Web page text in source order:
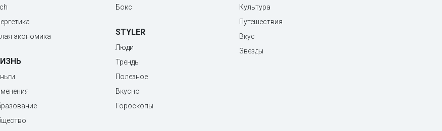
экономика
Бокс
STYLER
Люди
Тренды
Полезное
Вкусно
Гороскопы
Культура
Путешествия
Вкус
Звезды